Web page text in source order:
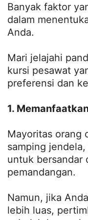
Banyak faktor
dalam
Anda.
Mari jelajahi
kursi pesawat
preferensi dan
1.
Mayoritas orang
samping
untuk bersandar
pemandangan.
Namun, jika
lebih luas,